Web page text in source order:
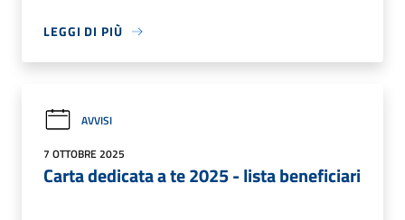
LEGGI DI PIÙ
AVVISI
7 OTTOBRE 2025
Carta dedicata a te 2025 - lista beneficiari